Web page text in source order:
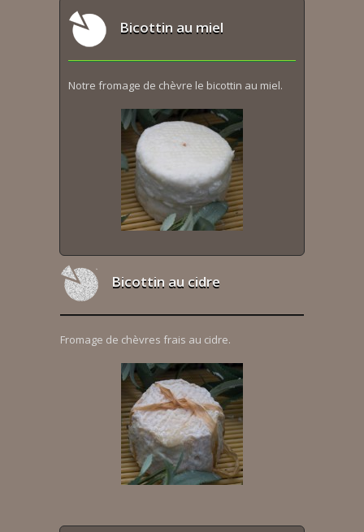
Bicottin au miel
Notre fromage de chèvre le bicottin au miel.
Bicottin au cidre
Fromage de chèvres frais au cidre.